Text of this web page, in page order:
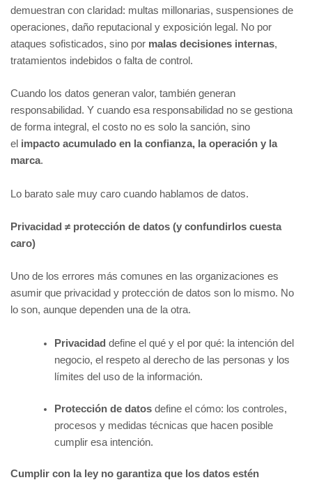
demuestran con claridad: multas millonarias, suspensiones de
operaciones, daño reputacional y exposición legal. No por
ataques sofisticados, sino por malas decisiones internas,
tratamientos indebidos o falta de control.
Cuando los datos generan valor, también generan
responsabilidad. Y cuando esa responsabilidad no se gestiona
de forma integral, el costo no es solo la sanción, sino
el impacto acumulado en la confianza, la operación y la
marca.
Lo barato sale muy caro cuando hablamos de datos.
Privacidad ≠ protección de datos (y confundirlos cuesta
caro)
Uno de los errores más comunes en las organizaciones es
asumir que privacidad y protección de datos son lo mismo. No
lo son, aunque dependen una de la otra.
Privacidad define el qué y el por qué: la intención del
negocio, el respeto al derecho de las personas y los
límites del uso de la información.
Protección de datos define el cómo: los controles,
procesos y medidas técnicas que hacen posible
cumplir esa intención.
Cumplir con la ley no garantiza que los datos estén